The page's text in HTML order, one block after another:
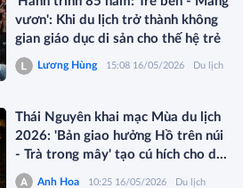
vươn': Khi du lịch trở thành không
gian giáo dục di sản cho thế hệ trẻ
Lương Hùng 15:08 16/05/2026 Du lịch
Thái Nguyên khai mạc Mùa du lịch
2026: 'Bản giao hưởng Hồ trên núi
- Trà trong mây' tạo cú hích cho du
lịch xanh vùng Việt Bắc
Anh Hoa 10:25 16/05/2026 Du lịch